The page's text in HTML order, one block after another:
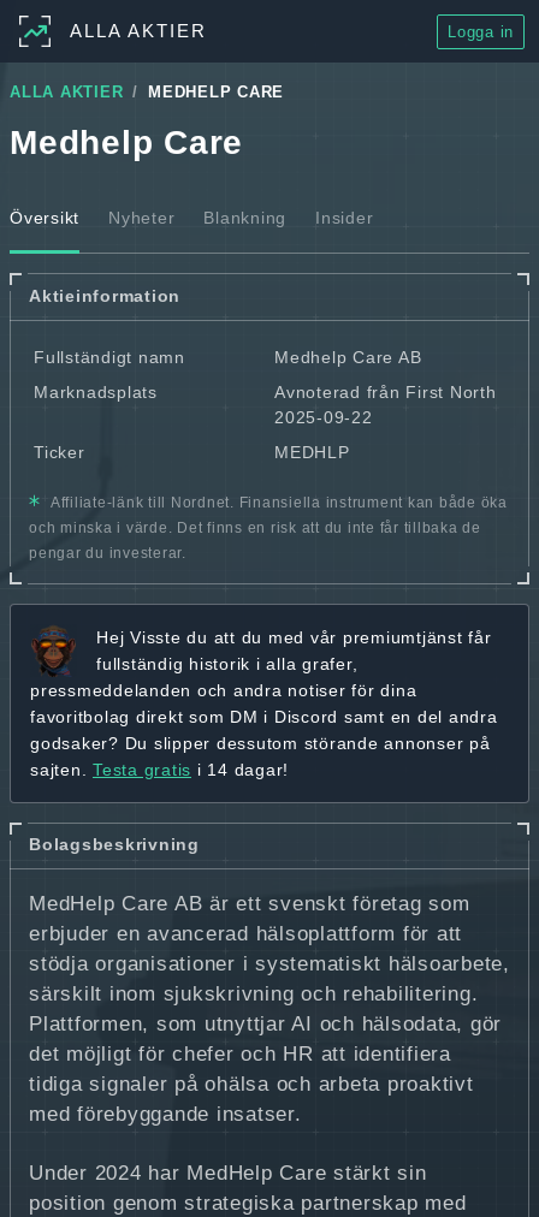
ALLA AKTIER Logga in
ALLA AKTIER MEDHELP CARE
Medhelp Care
Översikt Nyheter Blankning Insider
Aktieinformation
Fullständigt namn
Medhelp Care AB
Marknadsplats
Avnoterad från First North
2025-09-22
Ticker
MEDHLP
Affiliate-länk till Nordnet. Finansiella instrument kan både öka
och minska i värde. Det finns en risk att du inte får tillbaka de
pengar du investerar.
Hej Visste du att du med vår premiumtjänst får
fullständig historik i alla grafer,
pressmeddelanden och andra notiser för dina
favoritbolag direkt som DM i Discord samt en del andra
godsaker? Du slipper dessutom störande annonser på
sajten. Testa gratis i 14 dagar!
Bolagsbeskrivning
MedHelp Care AB är ett svenskt företag som
erbjuder en avancerad hälsoplattform för att
stödja organisationer i systematiskt hälsoarbete,
särskilt inom sjukskrivning och rehabilitering.
Plattformen, som utnyttjar AI och hälsodata, gör
det möjligt för chefer och HR att identifiera
tidiga signaler på ohälsa och arbeta proaktivt
med förebyggande insatser.
Under 2024 har MedHelp Care stärkt sin
position genom strategiska partnerskap med